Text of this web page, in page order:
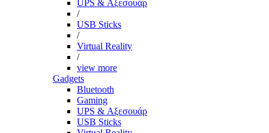
UPS & Αξεσουάρ
/
USB Sticks
/
Virtual Reality
/
view more
Gadgets
Bluetooth
Gaming
UPS & Αξεσουάρ
USB Sticks